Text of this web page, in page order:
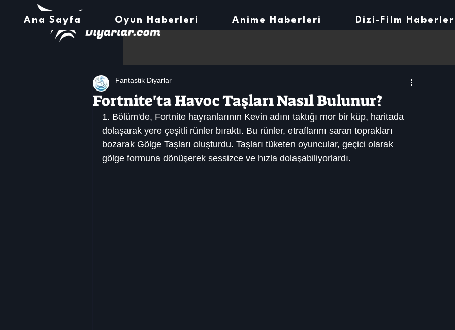
Ana Sayfa Oyun Haberleri Anime Haberleri Dizi-Film
Fortnite'ta Havoc Taşları Nasıl Bulunur?
Fantastik Diyarlar
1. Bölüm'de, Fortnite hayranlarının Kevin adını taktığı mor bir küp, haritada
dolaşarak yere çeşitli rünler bıraktı. Bu rünler, etraflarını saran toprakları
bozarak Gölge Taşları oluşturdu. Taşları tüketen oyuncular, geçici olarak
gölge formuna dönüşerek sessizce ve hızla dolaşabiliyorlardı.